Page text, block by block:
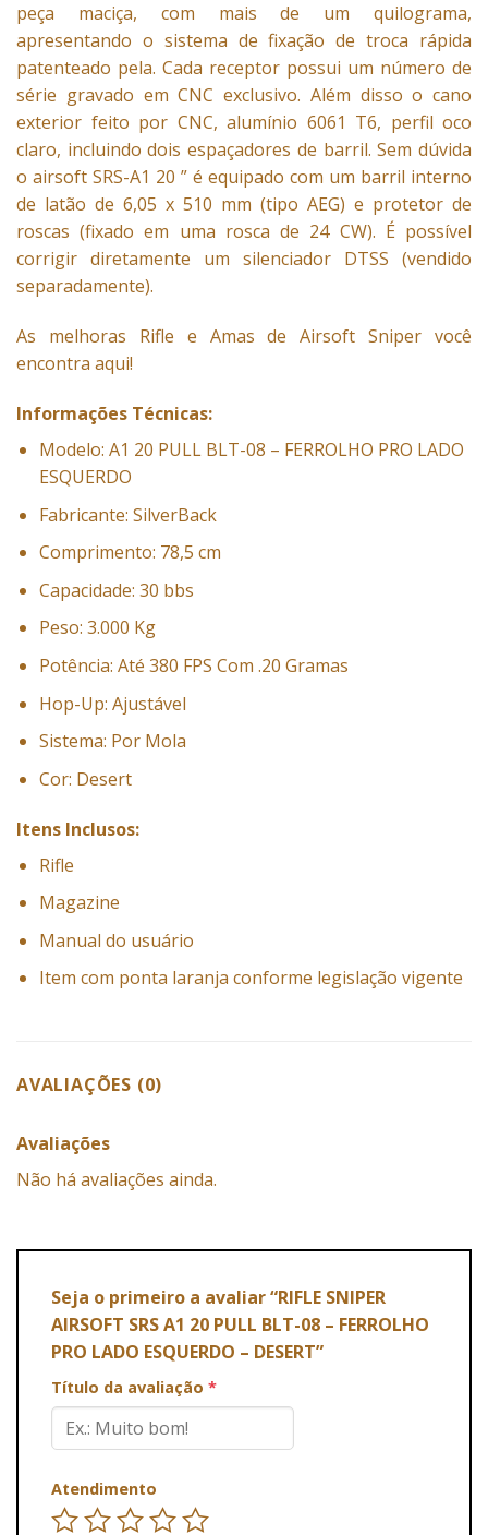
peça maciça, com mais de um quilograma,
apresentando o sistema de fixação de troca rápida
patenteado pela. Cada receptor possui um número de
série gravado em CNC exclusivo. Além disso o cano
exterior feito por CNC, alumínio 6061 T6, perfil oco
claro, incluindo dois espaçadores de barril. Sem dúvida
o airsoft SRS-A1 20 ” é equipado com um barril interno
de latão de 6,05 x 510 mm (tipo AEG) e protetor de
roscas (fixado em uma rosca de 24 CW). É possível
corrigir diretamente um silenciador DTSS (vendido
separadamente).
As melhoras Rifle e Amas de Airsoft Sniper você
encontra aqui!
Informações Técnicas:
Modelo: A1 20 PULL BLT-08 – FERROLHO PRO LADO
ESQUERDO
Fabricante: SilverBack
Comprimento: 78,5 cm
Capacidade: 30 bbs
Peso: 3.000 Kg
Potência: Até 380 FPS Com .20 Gramas
Hop-Up: Ajustável
Sistema: Por Mola
Cor: Desert
Itens Inclusos:
Rifle
Magazine
Manual do usuário
Item com ponta laranja conforme legislação vigente
AVALIAÇÕES (0)
Avaliações
Não há avaliações ainda.
Seja o primeiro a avaliar “RIFLE SNIPER
AIRSOFT SRS A1 20 PULL BLT-08 – FERROLHO
PRO LADO ESQUERDO – DESERT”
Título da avaliação *
Atendimento